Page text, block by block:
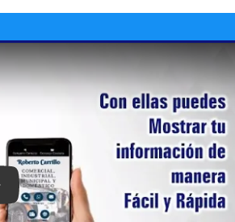
Keynote (Google I/O '18)